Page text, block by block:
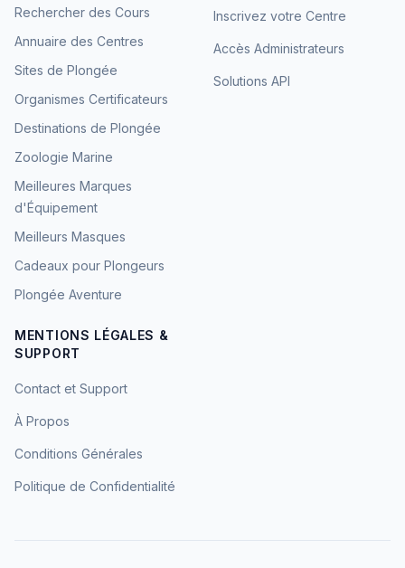
Rechercher des Cours
Annuaire des Centres
Sites de Plongée
Organismes Certificateurs
Destinations de Plongée
Zoologie Marine
Meilleures Marques
d'Équipement
Meilleurs Masques
Cadeaux pour Plongeurs
Plongée Aventure
Inscrivez votre Centre
Accès Administrateurs
Solutions API
MENTIONS LÉGALES &
SUPPORT
Contact et Support
À Propos
Conditions Générales
Politique de Confidentialité